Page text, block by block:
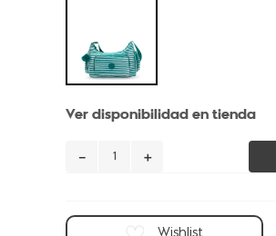
Ver disponibilidad en tienda
＋
－